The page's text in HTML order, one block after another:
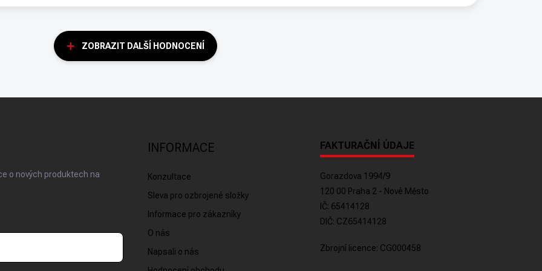
ZOBRAZIT DALŠÍ HODNOCENÍ
o nových produktech na
INFORMACE
Konzultace
Sleva pro ozbrojené složky
Informace pro zákazníky
O nás
Napsali o nás
FAKTURAČNÍ ÚDAJE
Gorazdova 1994/9
120 00 Praha 2 - Nové Město
IČ: 65414128
DIČ: CZ65414128
Zbrojní licence: CG000458